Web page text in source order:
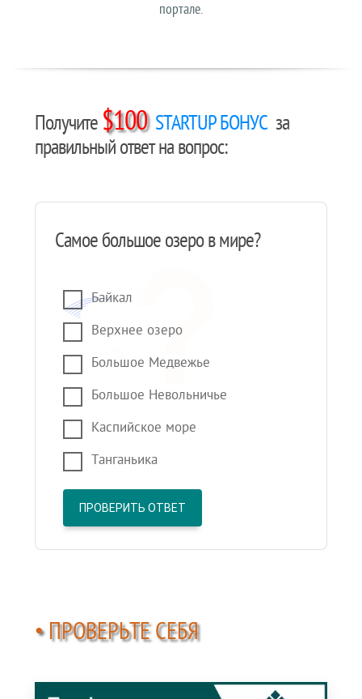
портале.
Получите $100 STARTUP БОНУС за
правильный ответ на вопрос:
Самое большое озеро в мире?
Байкал
Верхнее озеро
Большое Медвежье
Большое Невольничье
Каспийское море
Танганьика
ПРОВЕРИТЬ ОТВЕТ
• ПРОВЕРЬТЕ СЕБЯ